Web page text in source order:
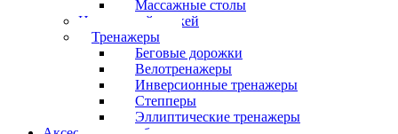
Массажные столы
Настольный хоккей
Тренажеры
Беговые дорожки
Велотренажеры
Инверсионные тренажеры
Степперы
Эллиптические тренажеры